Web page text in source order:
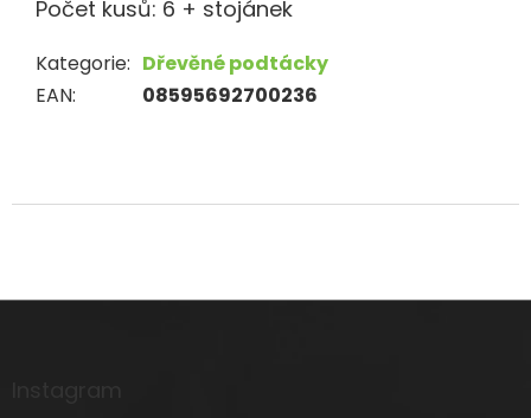
Počet kusů: 6 + stojánek
Kategorie: Dřevěné podtácky
EAN: 08595692700236
Z